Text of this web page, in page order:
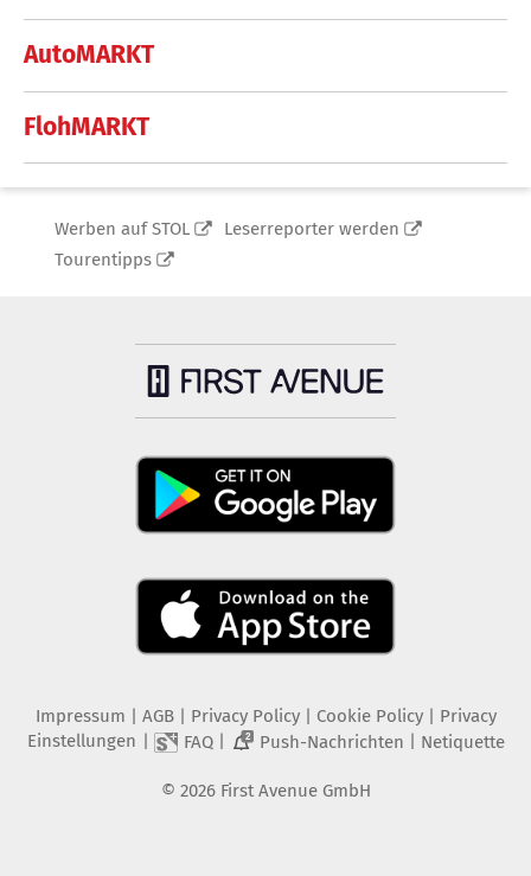
AutoMARKT
FlohMARKT
Werben auf STOL
Leserreporter werden
Tourentipps
Impressum AGB Privacy Policy| Cookie Policy| Privacy
Einstellungen
FAQ| 2 Push-Nachrichten Netiquette
© 2026 First Avenue GmbH